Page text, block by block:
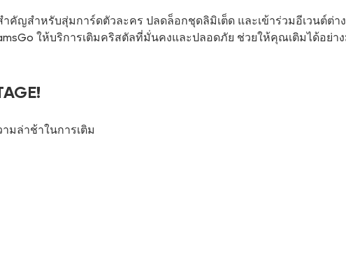
มสำคัญสำหรับสุ่มการ์ดตัวละคร ปลดล็อกชุดลิมิเต็ด และเข้าร่วมอีเวนต์ต่
ให้บริการเติมคริสตัลที่มั่นคงและปลอดภัย ช่วยให้คุณเติมได้อย่
มล่าช้าในการเติม